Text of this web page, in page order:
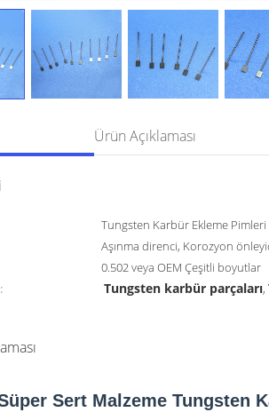
Ürün Açıklaması
Tungsten Karbür Ekleme Pimleri
Aşınma direnci, Korozyon
0.502 veya OEM Çeşitli boyutlar
Tungsten karbür parçaları,
Sert Malzeme Tungsten